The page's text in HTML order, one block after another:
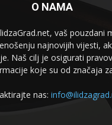
O NAMA
vaš pouzdani
najnovijih vijesti,
Naš cilj je osigurati
koje su od značaja
nas: